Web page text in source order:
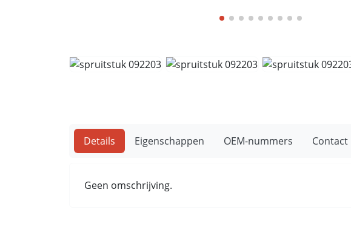
Details Eigenschappen OEM-nummers Contact
Geen omschrijving.